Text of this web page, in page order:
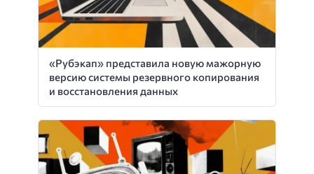
«Рубэкап» представила новую мажорную
версию системы резервного копирования
и восстановления данных